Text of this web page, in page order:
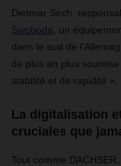
Dietmar Sirch,
Swoboda , un
dans le sud de
de plus en plus
stabilité et de rapidité »,
La digitalisation
cruciales que
Tout comme